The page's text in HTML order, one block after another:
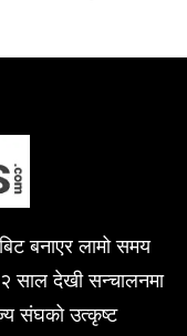
बनाएर लामो समय
साल देखी सन्चालनमा
संघको उत्कृष्ट